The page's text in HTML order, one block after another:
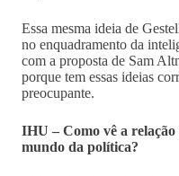
Essa mesma ideia de
no enquadramento da
com a proposta de Sam
porque tem essas ideias
preocupante.
IHU – Como vê a relação
mundo da política?